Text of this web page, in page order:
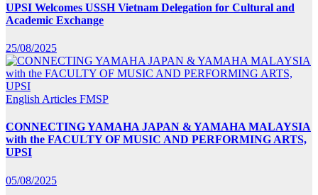
UPSI Welcomes USSH Vietnam Delegation for Cultural and
Academic Exchange
25/08/2025
English Articles FMSP
CONNECTING YAMAHA JAPAN & YAMAHA MALAYSIA
with the FACULTY OF MUSIC AND PERFORMING ARTS,
UPSI
05/08/2025